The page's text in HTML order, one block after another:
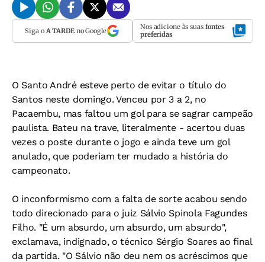
Siga o A TARDEno Google Nos adicione às suas fontes
preferidas
O Santo André esteve perto de evitar o título do
Santos neste domingo. Venceu por 3 a 2, no
Pacaembu, mas faltou um gol para se sagrar campeão
paulista. Bateu na trave, literalmente - acertou duas
vezes o poste durante o jogo e ainda teve um gol
anulado, que poderiam ter mudado a história do
campeonato.
O inconformismo com a falta de sorte acabou sendo
todo direcionado para o juiz Sálvio Spinola Fagundes
Filho. "É um absurdo, um absurdo, um absurdo",
exclamava, indignado, o técnico Sérgio Soares ao final
da partida. "O Sálvio não deu nem os acréscimos que